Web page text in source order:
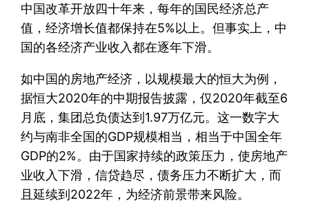
中国改革开放四十年来，每年的国民经济总产
值，经济增长值都保持在5%以上。但事实上，中
国的各经济产业收入都在逐年下滑。
如中国的房地产经济，以规模最大的恒大为例，
据恒大2020年的中期报告披露，仅2020年截至6
月底，集团总负债达到1.97万亿元。这一数字大
约与南非全国的GDP规模相当，相当于中国全年
GDP的2%。由于国家持续的政策压力，使房地产
业收入下滑，信贷趋尽，债务压力不断扩大，而
且延续到2022年，为经济前景带来风险。